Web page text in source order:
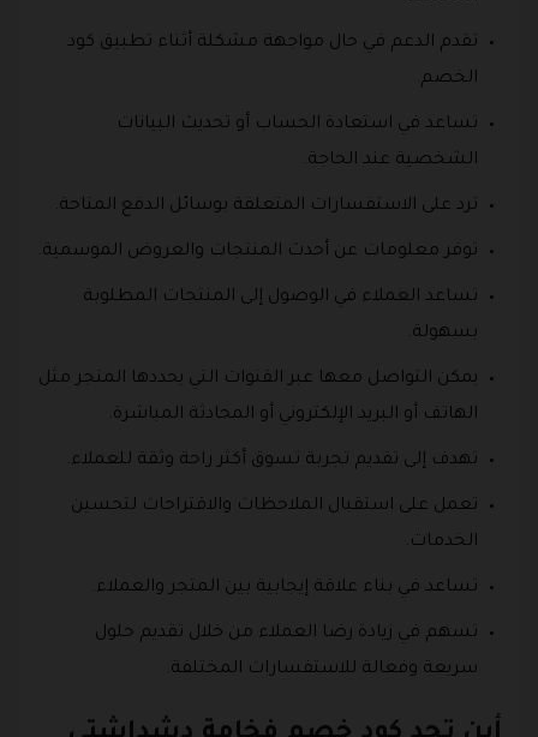
تقدم الدعم في حال مواجهة مشكلة أثناء تطبيق كود
الخصم.
تساعد في استعادة الحساب أو تحديث البيانات
الشخصية عند الحاجة.
ترد على الاستفسارات المتعلقة بوسائل الدفع المتاحة.
توفر معلومات عن أحدث المنتجات والعروض الموسمية.
تساعد العملاء في الوصول إلى المنتجات المطلوبة
بسهولة.
يمكن التواصل معها عبر القنوات التي يحددها المتجر مثل
الهاتف أو البريد الإلكتروني أو المحادثة المباشرة.
تهدف إلى تقديم تجربة تسوق أكثر راحة وثقة للعملاء.
تعمل على استقبال الملاحظات والاقتراحات لتحسين
الخدمات.
تساعد في بناء علاقة إيجابية بين المتجر والعملاء.
تسهم في زيادة رضا العملاء من خلال تقديم حلول
سريعة وفعالة للاستفسارات المختلفة.